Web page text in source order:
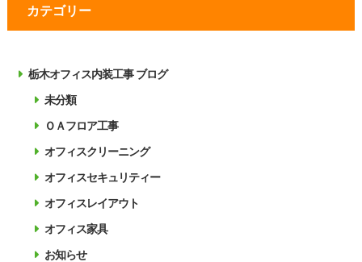
カテゴリー
栃木オフィス内装工事 ブログ
未分類
ＯＡフロア工事
オフィスクリーニング
オフィスセキュリティー
オフィスレイアウト
オフィス家具
お知らせ